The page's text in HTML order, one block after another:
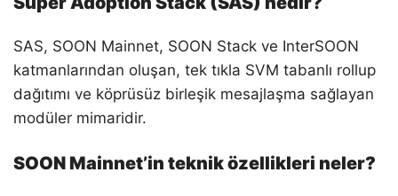
SAS, SOON Mainnet, SOON Stack ve InterSOON
katmanlarından oluşan, tek tıkla SVM tabanlı rollup
dağıtımı ve köprüsüz birleşik mesajlaşma sağlayan
modüler mimaridir.
SOON Mainnet’in teknik özellikleri neler?